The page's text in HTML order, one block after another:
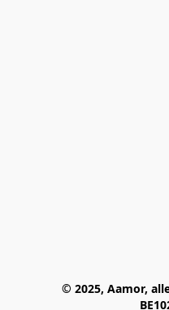
© 2025, Aamor,